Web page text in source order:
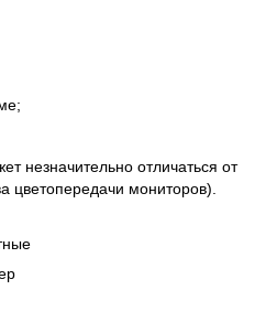
незначительно отличаться от
цветопередачи мониторов).